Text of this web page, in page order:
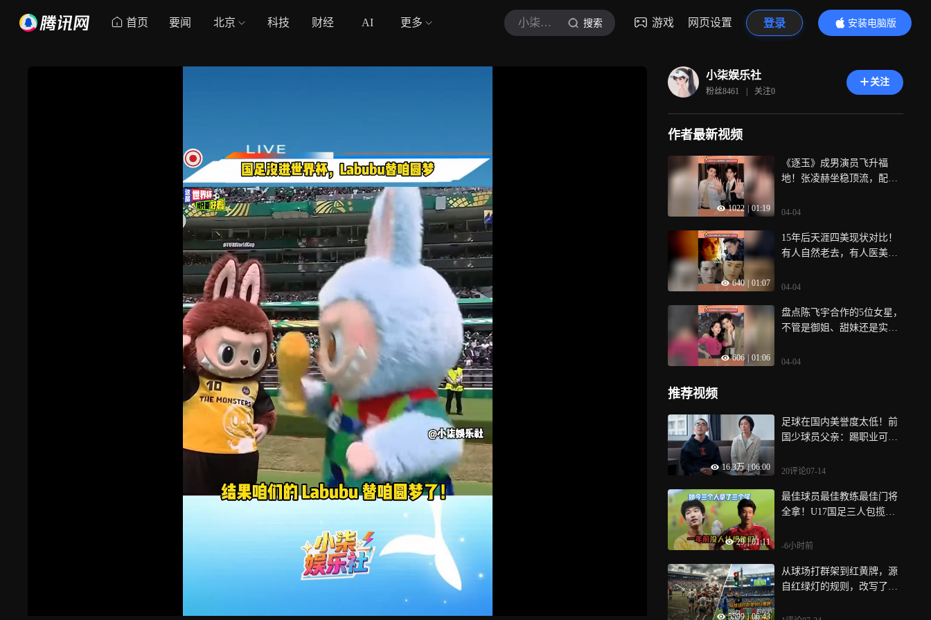
首页 要闻 北京 科技 财经 AI 更多 小柒娱乐社 搜索 游戏 网页设置 登录
安装电脑版
内容更精彩
小柒娱乐社
粉丝8461 | 关注0
关注
作者最新视频
1022 01:19
《逐玉》成男演员飞升福
地！张凌赫坐稳顶流，配角
04-04
640 01:07
15年后天涯四美现状对比！
有人自然老去，有人医美痕
04-04
606 01:06
盘点陈飞宇合作的5位女星，
不管是御姐、甜妹还是实力
04-04
推荐视频
16.3万 | 06:00
足球在国内美誉度太低！前
国少球员父亲：踢职业可能
20评论07-14
29 | 01:11
最佳球员最佳教练最佳门将
全拿！U17国足三人包揽大
-6小时前
5599 | 06:43
从球场打群架到红黄牌，源
自红绿灯的规则，改写了足